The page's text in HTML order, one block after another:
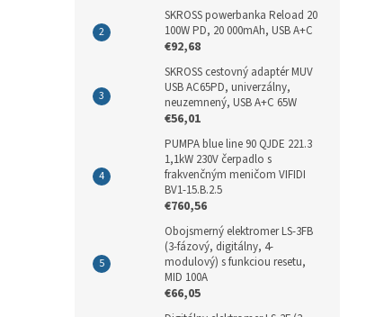
SKROSS powerbanka Reload 20
100W PD, 20 000mAh, USB A+C
€92,68
SKROSS cestovný adaptér MUV
USB AC65PD, univerzálny,
neuzemnený, USB A+C 65W
€56,01
PUMPA blue line 90 QJDE 221.3
1,1kW 230V čerpadlo s
frakvenčným meničom VIFIDI
BV1-15.B.2.5
€760,56
Obojsmerný elektromer LS-3FB
(3-fázový, digitálny, 4-
modulový) s funkciou resetu,
MID 100A
€66,05